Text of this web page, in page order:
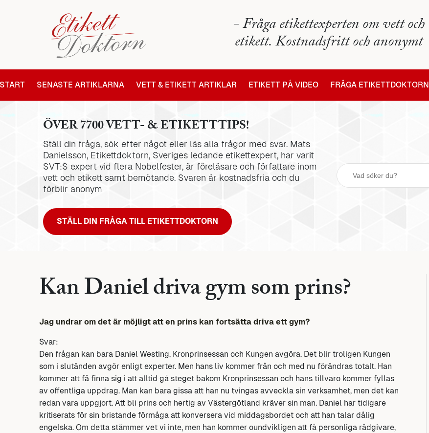
- Fråga etikettexperten om vett och
etikett. Kostnadsfritt och anonymt
START SENASTE ARTIKLARNA VETT & ETIKETT ARTIKLAR ETIKETT PÅ VIDEO FRÅGA ETIKETTDOKTORN
ÖVER 7700 VETT- & ETIKETTTIPS!
Ställ din fråga, sök efter något eller läs alla frågor med svar. Mats
Danielsson, Etikettdoktorn, Sveriges ledande etikettexpert, har varit
SVT:S expert vid flera Nobelfester, är föreläsare och författare inom
vett och etikett samt bemötande. Svaren är kostnadsfria och du
förblir anonym
STÄLL DIN FRÅGA TILL ETIKETTDOKTORN
Kan Daniel driva gym som prins?
Jag undrar om det är möjligt att en prins kan fortsätta driva ett gym?
Svar:
Den frågan kan bara Daniel Westing, Kronprinsessan och Kungen avgöra. Det blir troligen Kungen
som i slutänden avgör enligt experter. Men hans liv kommer från och med nu förändras totalt. Han
kommer att få finna sig i att alltid gå steget bakom Kronprinsessan och hans tillvaro kommer fyllas
av offentliga uppdrag. Man kan bara gissa att han nu tvingas avveckla sin verksamhet, men det kan
redan vara uppgjort. Att bli prins och hertig av Västergötland kräver sin man. Daniel har tidigare
kritiserats för sin bristande förmåga att konversera vid middagsbordet och att han talar dålig
engelska. Om detta stämmer vet vi inte, men han kommer oundvikligen att få personliga rådgivare,